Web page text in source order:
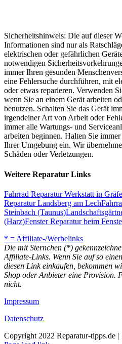
Sicherheitshinweis: Die auf dieser
Informationen sind nur als
elektrischen oder gefährlichen
notwendigen
immer Ihren gesunden
eine Fehlersuche durchführen, mit
oder etwas reparieren. Verwenden
wenn Sie an einem Gerät arbeiten
benutzen. Schalten Sie das Gerät
irgendeiner Art von Arbeit oder
immer alle Wartungs- und
arbeiten beginnen. Halten Sie
Ihrer Umgebung ein. Wir
Schäden oder Verletzungen.
Weitere Reparatur Links
Fahrrad Reparatur Werkstatt in
Reparatur Landsberg am Lech
Steinbach (Taunus)
(Harz)Fenster Reparatur beim
* = Affiliate-/Werbelinks
Die mit Sternchen (*)
Affiliate-Links. Wenn Sie auf so
diesen Link einkaufen, bekommen
Shop oder Anbieter eine Provision.
nicht.
Impressum
Datenschutz
Copyright 2022 Reparatur-tipps.de